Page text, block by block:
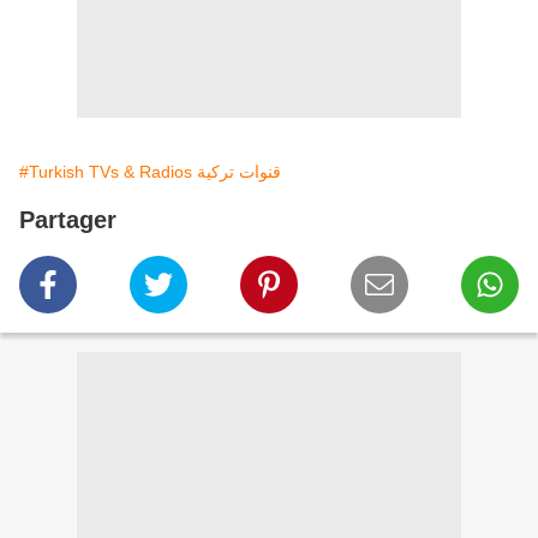
#Turkish TVs & Radios قنوات تركية
Partager